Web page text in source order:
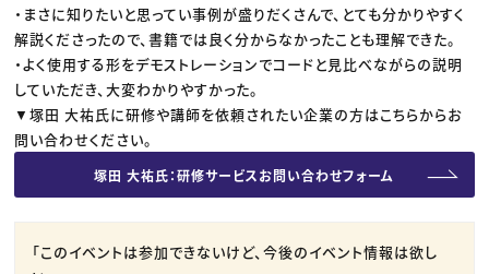
・まさに知りたいと思ってい事例が盛りだくさんで、とても分かりやすく
解説くださったので、書籍では良く分からなかったことも理解できた。
・よく使用する形をデモストレーションでコードと見比べながらの説明
していただき、大変わかりやすかった。
▼塚田 大祐氏に研修や講師を依頼されたい企業の方はこちらからお
問い合わせください。
塚田 大祐氏：研修サービスお問い合わせフォーム
「このイベントは参加できないけど、今後のイベント情報は欲し